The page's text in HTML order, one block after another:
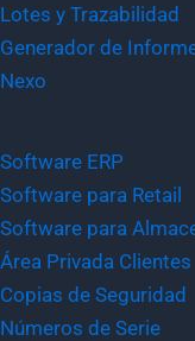
Lotes y Trazabilidad
Generador de
Nexo
Software ERP
Software para Retail
Software para
Área Privada Clientes
Copias de Seguridad
Números de Serie